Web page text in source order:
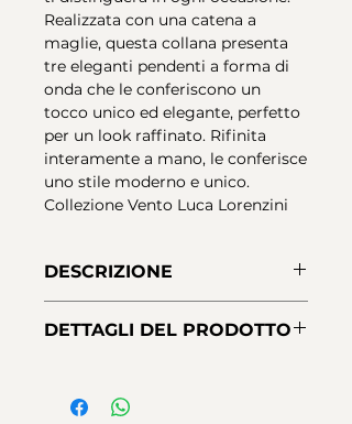
Realizzata con una catena a
maglie, questa collana presenta
tre eleganti pendenti a forma di
onda che le conferiscono un
tocco unico ed elegante, perfetto
per un look raffinato. Rifinita
interamente a mano, le conferisce
uno stile moderno e unico.
Collezione Vento Luca Lorenzini
DESCRIZIONE
maglie da 42-48 cm, con catena
oro 18 kt con protezione Nano-
DETTAGLI DEL PRODOTTO
placcatura in oro giallo
18 carati